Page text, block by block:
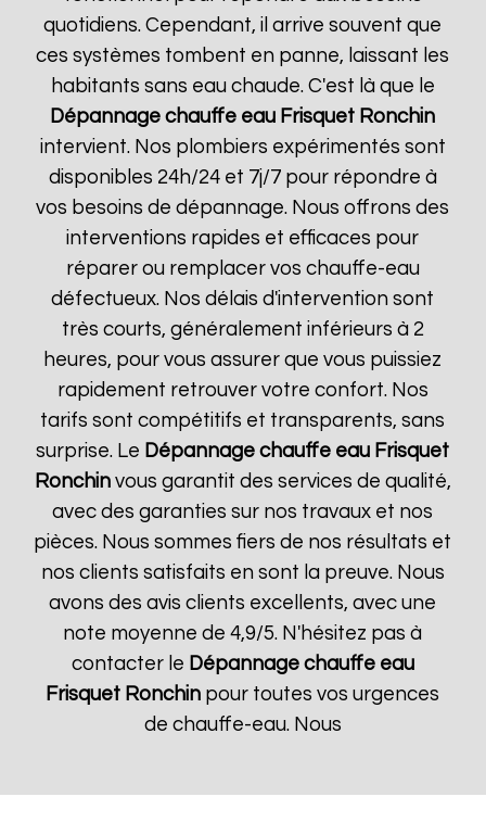
quotidiens. Cependant, il arrive souvent que
ces systèmes tombent en panne, laissant les
habitants sans eau chaude. C'est là que le
Dépannage chauffe eau Frisquet Ronchin
intervient. Nos plombiers expérimentés sont
disponibles 24h/24 et 7j/7 pour répondre à
vos besoins de dépannage. Nous offrons des
interventions rapides et efficaces pour
réparer ou remplacer vos chauffe-eau
défectueux. Nos délais d'intervention sont
très courts, généralement inférieurs à 2
heures, pour vous assurer que vous puissiez
rapidement retrouver votre confort. Nos
tarifs sont compétitifs et transparents, sans
surprise. Le Dépannage chauffe eau Frisquet
Ronchinvous garantit des services de qualité,
avec des garanties sur nos travaux et nos
pièces. Nous sommes fiers de nos résultats et
nos clients satisfaits en sont la preuve. Nous
avons des avis clients excellents, avec une
note moyenne de 4,9/5. N'hésitez pas à
contacter le Dépannage chauffe eau
Frisquet Ronchin pour toutes vos urgences
de chauffe-eau. Nous